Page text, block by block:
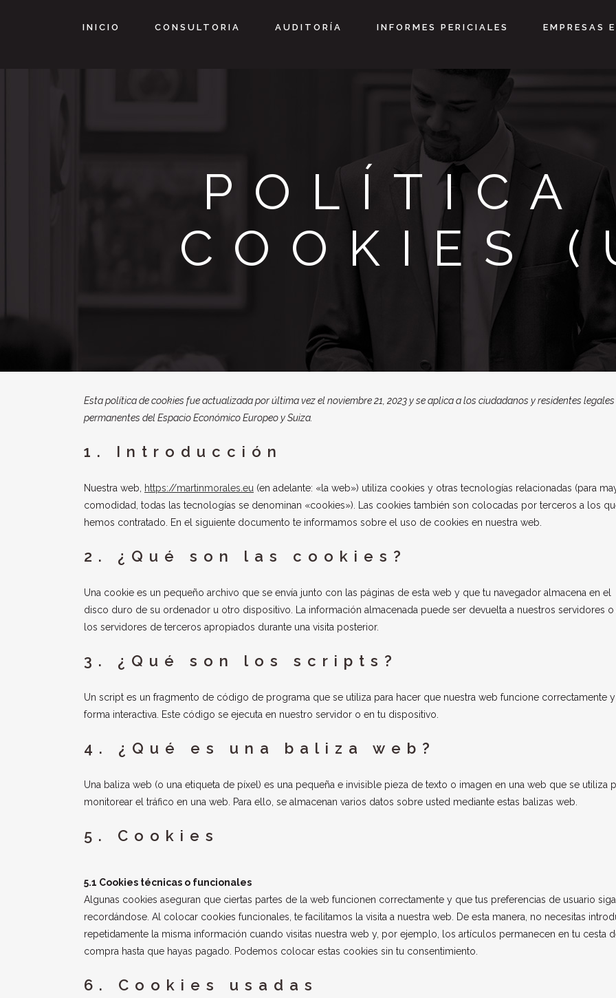
INICIO CONSULTORIA AUDITORÍA INFORMES PERICIALES EMPRESAS
POLÍTICA
COOKIES
Esta política de cookies fue actualizada por última vez el noviembre 21, 2023 y se aplica a los ciudadanos y residentes legales
permanentes del Espacio Económico Europeo y Suiza.
1. Introducción
Nuestra web, https://martinmorales.eu (en adelante: «la web») utiliza cookies y otras tecnologías relacionadas (para
comodidad, todas las tecnologías se denominan «cookies»). Las cookies también son colocadas por terceros a los
hemos contratado. En el siguiente documento te informamos sobre el uso de cookies en nuestra web.
2. ¿Qué son las cookies?
Una cookie es un pequeño archivo que se envía junto con las páginas de esta web y que tu navegador almacena en el
disco duro de su ordenador u otro dispositivo. La información almacenada puede ser devuelta a nuestros servidores o
los servidores de terceros apropiados durante una visita posterior.
3. ¿Qué son los scripts?
Un script es un fragmento de código de programa que se utiliza para hacer que nuestra web funcione correctamente
forma interactiva. Este código se ejecuta en nuestro servidor o en tu dispositivo.
4. ¿Qué es una baliza web?
Una baliza web (o una etiqueta de píxel) es una pequeña e invisible pieza de texto o imagen en una web que se utiliza
monitorear el tráfico en una web. Para ello, se almacenan varios datos sobre usted mediante estas balizas web.
5. Cookies
5.1 Cookies técnicas o funcionales
Algunas cookies aseguran que ciertas partes de la web funcionen correctamente y que tus preferencias de usuario
recordándose. Al colocar cookies funcionales, te facilitamos la visita a nuestra web. De esta manera, no necesitas
repetidamente la misma información cuando visitas nuestra web y, por ejemplo, los artículos permanecen en tu cesta
compra hasta que hayas pagado. Podemos colocar estas cookies sin tu consentimiento.
6. Cookies usadas